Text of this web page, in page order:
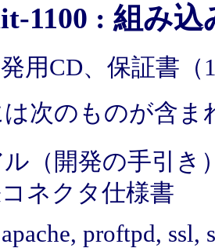
1100 : 組み
用CD、保証書
は次のものが含ま
（開発の手引き
ネクタ仕様書
proftpd,